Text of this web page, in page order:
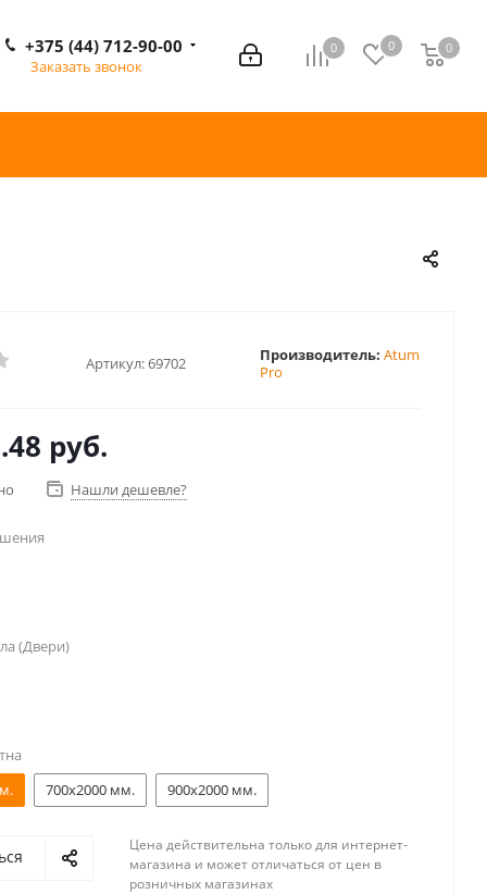
0 0 0
0
+375 (44) 712-90-00
Заказать звонок
Артикул:69702 Производитель: Atum
Pro
руб.
Нашли дешевле?
(Двери)
700x2000 мм. 900x2000 мм.
Цена действительна только для интернет-
магазина и может отличаться от цен в
розничных магазинах